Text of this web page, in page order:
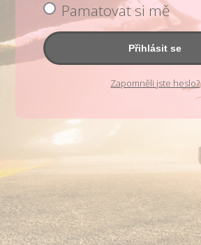
Pamatovat si mě
Přihlásit se
Zapomněli jste heslo?